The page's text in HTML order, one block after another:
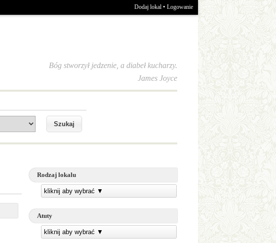
Dodaj lokal • Logowanie
Bóg stworzył jedzenie, a diabeł kucharzy.
James Joyce
Rodzaj lokalu
kliknij aby wybrać ▼
Atuty
kliknij aby wybrać ▼